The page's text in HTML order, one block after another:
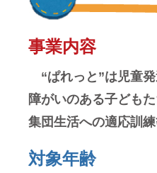
事業内容
“ぱれっと”は児童
障がいのある子ども
集団生活への適応訓
対象年齢